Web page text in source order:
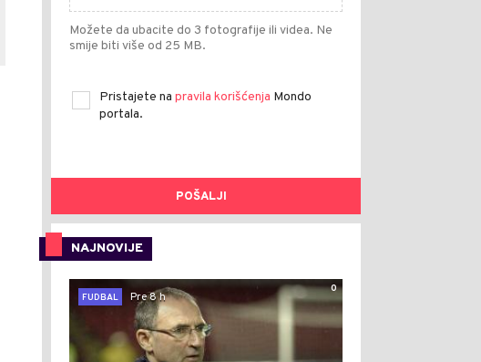
Možete da ubacite do 3 fotografije ili videa. Ne
smije biti više od 25 MB.
Pristajete na pravila korišćenja Mondo
portala.
POŠALJI
NAJNOVIJE
0
FUDBAL
Pre 8 h